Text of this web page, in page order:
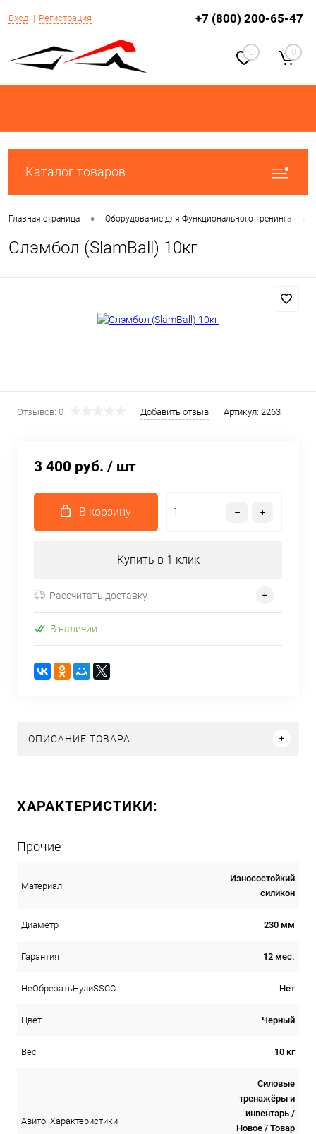
Вход Регистрация +7 (800) 200-65-47
0 0
Каталог товаров
Главная страница • Оборудование для Функционального тренинга
Слэмбол (SlamBall) 10кг
Отзывов: 0 Добавить отзыв Артикул: 2263
3 400 руб. / шт
В корзину
Купить в 1 клик
Рассчитать доставку
В наличии
ОПИСАНИЕ ТОВАРА
ХАРАКТЕРИСТИКИ:
Прочие
Материал
Износостойкий
силикон
Диаметр 230 мм
Гарантия 12 мес.
НеОбрезатьНулиSSCC Нет
Цвет Черный
Вес 10 кг
Авито: Характеристики
Силовые
тренажёры и
инвентарь /
Новое / Товар